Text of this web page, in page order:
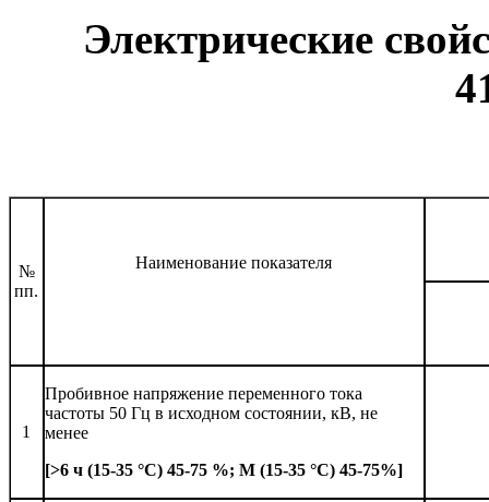
Электрические
№
пп.
Наименование показателя
1
Пробивное напряжение переменного тока
частоты 50 Гц в исходном состоянии, кВ, не
менее
[>6 ч (15-35 °С) 45-75 %; М (15-35 °С) 45-75%]